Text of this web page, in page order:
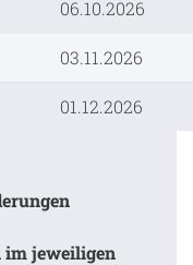
06.10.2026
03.11.2026
01.12.2026
im jeweiligen